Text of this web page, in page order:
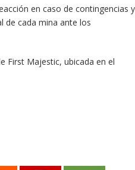
en caso de contingencias y
de cada mina ante los
First Majestic, ubicada en el